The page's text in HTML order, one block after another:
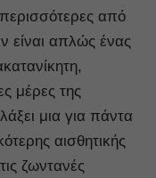
από
είναι απλώς ένας
μέρες της
μια για πάντα
αισθητικής
ζωντανές